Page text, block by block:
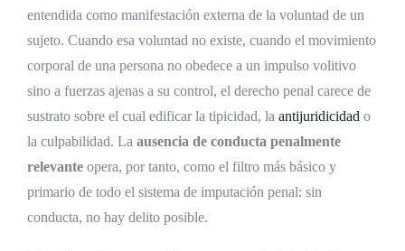
en Costa Rica
Fundamento constitucional
Disposiciones del Código Penal
Garantías procesales aplicables
Supuestos de ausencia de conducta en el
derecho penal costarricense
entendida como manifestación externa de la voluntad de un
sujeto. Cuando esa voluntad no existe, cuando el movimiento
corporal de una persona no obedece a un impulso volitivo
sino a fuerzas ajenas a su control, el derecho penal carece de
sustrato sobre el cual edificar la tipicidad, la antijuridicidad o
la culpabilidad. La ausencia de conducta penalmente
relevante opera, por tanto, como el filtro más básico y
primario de todo el sistema de imputación penal: sin
conducta, no hay delito posible.